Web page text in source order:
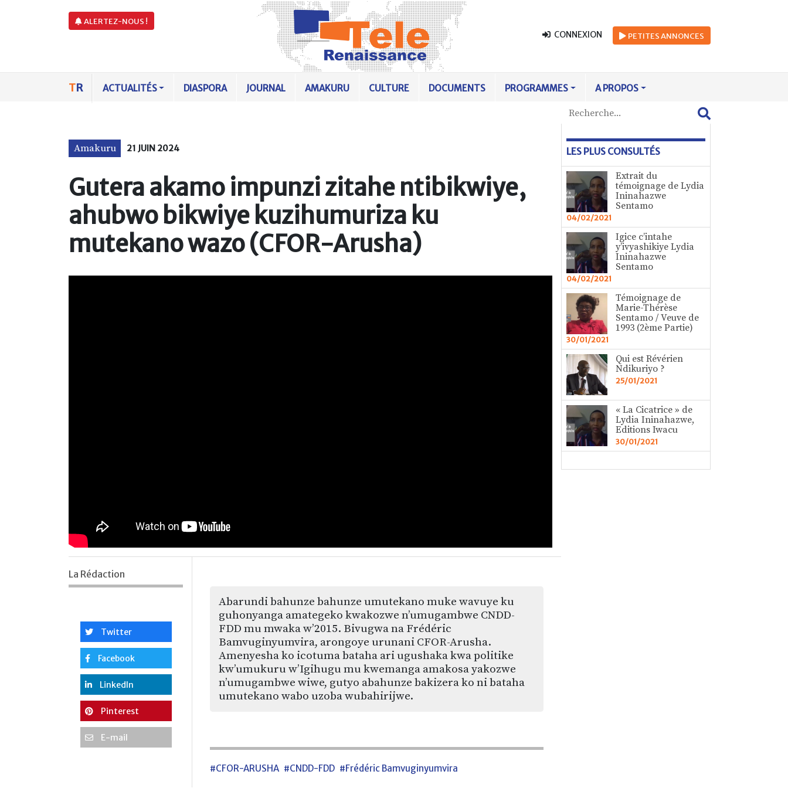
ALERTEZ-NOUS !
CONNEXION PETITESANNONCES
TR ACTUALITÉS DIASPORA JOURNAL AMAKURU CULTURE DOCUMENTS PROGRAMMES A PROPOS
Amakuru 21 JUIN 2024
Gutera akamo impunzi zitahe ntibikwiye,
ahubwo bikwiye kuzihumuriza ku
mutekano wazo (CFOR-Arusha)
La Rédaction
Twitter
Facebook
LinkedIn
Pinterest
E-mail
Abarundi bahunze bahunze umutekano muke wavuye ku
guhonyanga amategeko kwakozwe n’umugambwe CNDD-
FDD mu mwaka w’2015. Bivugwa na Frédéric
Bamvuginyumvira, arongoye urunani CFOR-Arusha.
Amenyesha ko icotuma bataha ari ugushaka kwa politike
kw’umukuru w’Igihugu mu kwemanga amakosa yakozwe
n’umugambwe wiwe, gutyo abahunze bakizera ko ni bataha
umutekano wabo uzoba wubahirijwe.
#CFOR-ARUSHA #CNDD-FDD #Frédéric Bamvuginyumvira
LES PLUS CONSULTÉS
Extrait du
témoignage de Lydia
Ininahazwe
Sentamo
04/02/2021
Igice c’intahe
y’ivyashikiye Lydia
Ininahazwe
Sentamo
04/02/2021
Témoignage de
Marie-Thérèse
Sentamo / Veuve de
1993 (2ème Partie)
30/01/2021
Qui est Révérien
Ndikuriyo ?
25/01/2021
« La Cicatrice » de
Lydia Ininahazwe,
Editions Iwacu
30/01/2021